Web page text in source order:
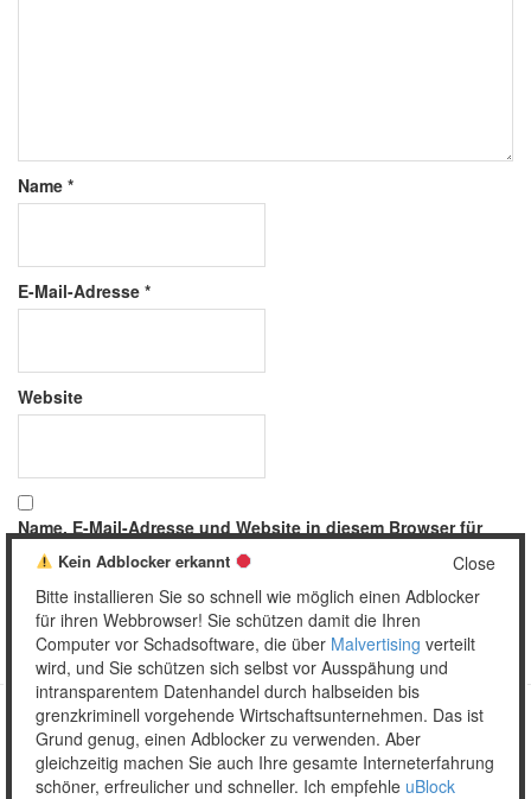
Name *
E-Mail-Adresse *
Website
Name, E-Mail-Adresse und Website in diesem Browser für
meinen nächsten Kommentar speichern.
Copyright © 2026 Unser täglich Spam.
MobileWordPress Theme by themehall.com
Close
Kein Adblocker erkannt
Bitte installieren Sie so schnell wie möglich einen Adblocker
für ihren Webbrowser! Sie schützen damit die Ihren
Computer vor Schadsoftware, die über Malvertising verteilt
wird, und Sie schützen sich selbst vor Ausspähung und
intransparentem Datenhandel durch halbseiden bis
grenzkriminell vorgehende Wirtschaftsunternehmen. Das ist
Grund genug, einen Adblocker zu verwenden. Aber
gleichzeitig machen Sie auch Ihre gesamte Interneterfahrung
schöner, erfreulicher und schneller. Ich empfehle uBlock